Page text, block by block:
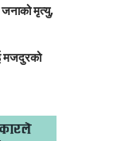
मृत्यु,
मजदुरको